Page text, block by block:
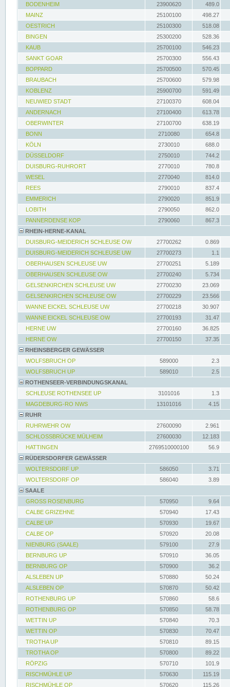
BODENHEIM
23900620
489.0
MAINZ
25100100
498.27
OESTRICH
25100300
518.08
BINGEN
25300200
528.36
KAUB
25700100
546.23
SANKT GOAR
25700300
556.43
BOPPARD
25700500
570.45
BRAUBACH
25700600
579.98
KOBLENZ
25900700
591.49
NEUWIED STADT
27100370
608.04
ANDERNACH
27100400
613.78
OBERWINTER
27100700
638.19
BONN
2710080
654.8
KÖLN
2730010
688.0
DÜSSELDORF
2750010
744.2
DUISBURG-RUHRORT
2770010
780.8
WESEL
2770040
814.0
REES
2790010
837.4
EMMERICH
2790020
851.9
LOBITH
2790050
862.0
PANNERDENSE KOP
2790060
867.3
RHEIN-HERNE-KANAL
DUISBURG-MEIDERICH SCHLEUSE OW
27700262
0.869
DUISBURG-MEIDERICH SCHLEUSE UW
27700273
1.1
OBERHAUSEN SCHLEUSE UW
27700251
5.189
OBERHAUSEN SCHLEUSE OW
27700240
5.734
GELSENKIRCHEN SCHLEUSE UW
27700230
23.069
GELSENKIRCHEN SCHLEUSE OW
27700229
23.566
WANNE EICKEL SCHLEUSE UW
27700218
30.907
WANNE EICKEL SCHLEUSE OW
27700193
31.47
HERNE UW
27700160
36.825
HERNE OW
27700150
37.35
RHEINSBERGER GEWÄSSER
WOLFSBRUCH OP
589000
2.3
WOLFSBRUCH UP
589010
2.5
ROTHENSEER-VERBINDUNGSKANAL
SCHLEUSE ROTHENSEE UP
3101016
1.3
MAGDEBURG-RO NWS
13101016
4.15
RUHR
RUHRWEHR OW
27600090
2.961
SCHLOSSBRÜCKE MÜLHEIM
27600030
12.183
HATTINGEN
2769510000100
56.9
RÜDERSDORFER GEWÄSSER
WOLTERSDORF UP
586050
3.71
WOLTERSDORF OP
586040
3.89
SAALE
GROSS ROSENBURG
570950
9.64
CALBE GRIZEHNE
570940
17.43
CALBE UP
570930
19.67
CALBE OP
570920
20.08
NIENBURG (SAALE)
579100
27.9
BERNBURG UP
570910
36.05
BERNBURG OP
570900
36.2
ALSLEBEN UP
570880
50.24
ALSLEBEN OP
570870
50.42
ROTHENBURG UP
570860
58.6
ROTHENBURG OP
570850
58.78
WETTIN UP
570840
70.3
WETTIN OP
570830
70.47
TROTHA UP
570810
89.15
TROTHA OP
570800
89.22
RÖPZIG
570710
101.9
RISCHMÜHLE UP
570630
115.19
RISCHMÜHLE OP
570620 115.26